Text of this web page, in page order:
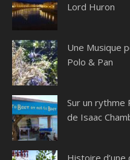
Lord Huron
Une Musique
Polo & Pan
Sur un rythme
de Isaac